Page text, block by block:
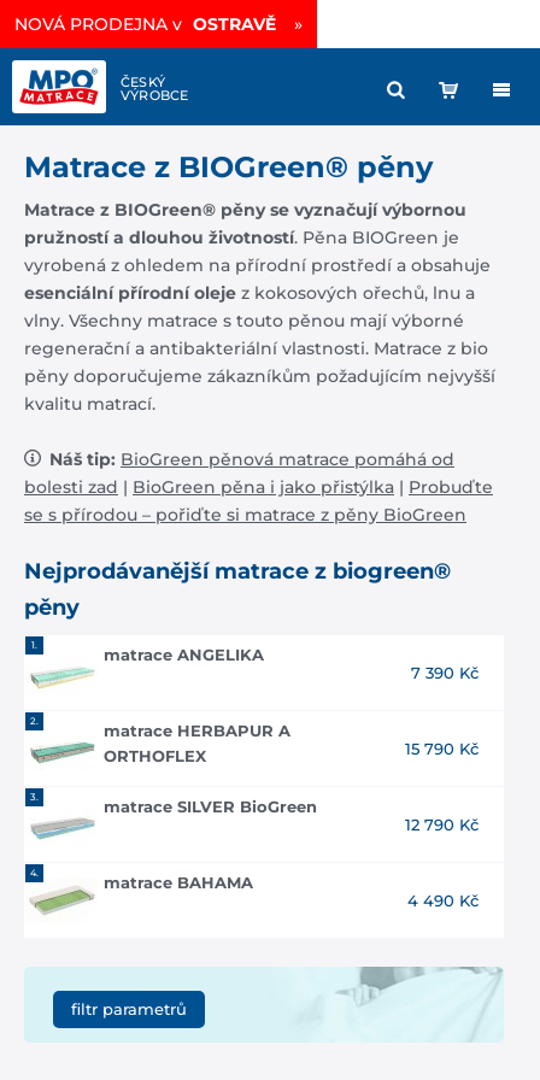
NOVÁ PRODEJNA v OSTRAVĚ »
Vysoce prodyšná matrace sleva -35%
Matrace z BIOGreen® pěny
Matrace z BIOGreen® pěny se vyznačují výbornou
pružností a dlouhou životností. Pěna BIOGreen je
vyrobená z ohledem na přírodní prostředí a obsahuje
esenciální přírodní oleje z kokosových ořechů, lnu a
vlny. Všechny matrace s touto pěnou mají výborné
regenerační a antibakteriální vlastnosti. Matrace z bio
pěny doporučujeme zákazníkům požadujícím nejvyšší
kvalitu matrací.
Náš tip: BioGreen pěnová matrace pomáhá od
bolesti zad | BioGreen pěna i jako přistýlka | Probuďte
se s přírodou – pořiďte si matrace z pěny BioGreen
Nejprodávanějšímatrace z biogreen®
pěny
1.
matrace ANGELIKA
7 390 Kč
2.
matrace HERBAPUR A
ORTHOFLEX
15 790 Kč
3.
matrace SILVER BioGreen
12 790 Kč
4.
matrace BAHAMA
4 490 Kč
filtr parametrů